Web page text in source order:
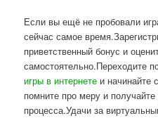
Если вы ещё не пробовали
сейчас самое
приветственный бонус и
самостоятельно.Переходите
игры в интернете и начинайте
помните про меру и
процесса.Удачи за